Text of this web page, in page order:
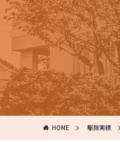
HOME 駆除実績